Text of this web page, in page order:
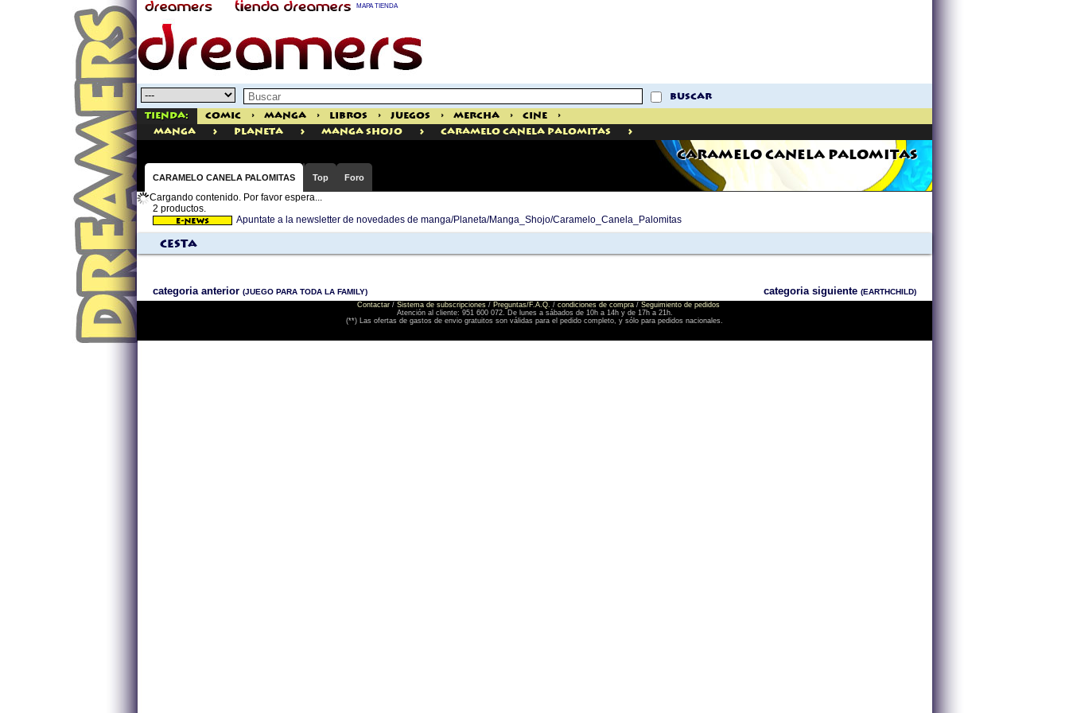
MAPA TIENDA
buscar
Tienda: Comic > Manga > Libros > Juegos > Mercha > Cine
>
manga
> Planeta > Manga Shojo > Caramelo Canela Palomitas >
CARAMELO CANELA PALOMITAS
CARAMELO CANELA PALOMITAS Top Foro
Cargando contenido. Por favor espera...
2 productos.
Apuntate a la newsletter de novedades de manga/Planeta/Manga_Shojo/Caramelo_Canela_Palomitas
Cesta
categoria anterior (JUEGO PARA TODA LA FAMILY) categoria siguiente (EARTHCHILD)
Contactar / Sistema de subscripciones / Preguntas/F.A.Q. / condiciones de compra / Seguimiento de pedidos
Atención al cliente: 951 600 072. De lunes a sábados de 10h a 14h y de 17h a 21h.
(**) Las ofertas de gastos de envio gratuitos son válidas para el pedido completo, y sólo para pedidos nacionales.